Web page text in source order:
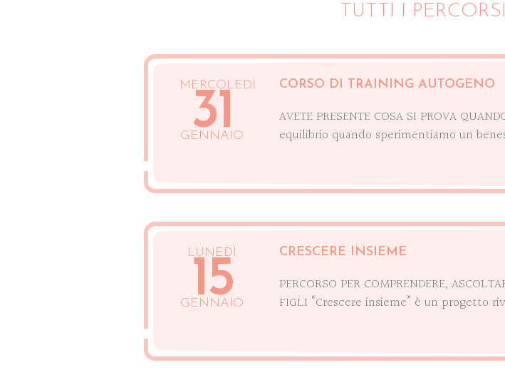
TUTTI I
MERCOLEDÌ
31
GENNAIO
CORSO DI TRAINING AUTOGENO
AVETE PRESENTE COSA SI PROVA
equilibrio quando sperimentiamo un
LUNEDÌ
15
GENNAIO
CRESCERE INSIEME
PERCORSO PER COMPRENDERE,
FIGLI “Crescere insieme” è un progetto